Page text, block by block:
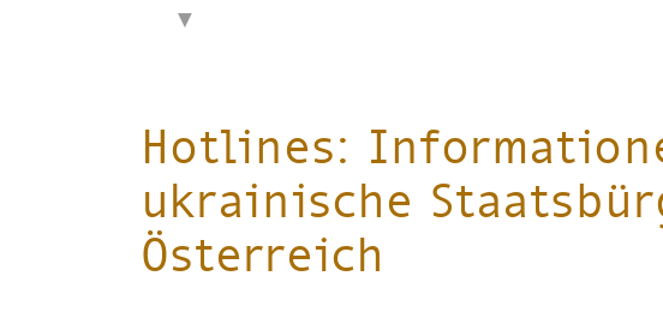
Hotlines:
ukrainische
Österreich